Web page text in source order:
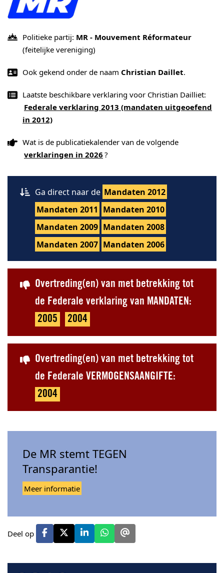
Politieke partij: MR - Mouvement Réformateur
(feitelijke vereniging)
Ook gekend onder de naam Christian Daillet.
Laatste beschikbare verklaring voor Christian Dailliet:
Federale verklaring 2013 (mandaten uitgeoefend
in 2012)
Wat is de publicatiekalender van de volgende
verklaringen in 2026 ?
Ga direct naar de Mandaten 2012
Mandaten 2011 Mandaten 2010
Mandaten 2009 Mandaten 2008
Mandaten 2007 Mandaten 2006
Overtreding(en) van met betrekking tot
de Federale verklaring van MANDATEN:
2005
2004
Overtreding(en) van met betrekking tot
de Federale VERMOGENSAANGIFTE:
2004
De MR stemt TEGEN
Transparantie!
Meer informatie
Deel op